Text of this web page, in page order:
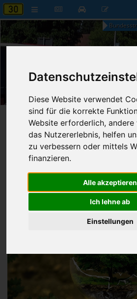
Diese Website verwendet
sind für die korrekte
Website erforderlich, andere
das Nutzererlebnis, helfen
zu verbessern oder mittels
finanzieren.
Alle akzeptieren
Ich lehne ab
Einstellungen
Startseite » B30 aktuell » Nachrichten
18.05.2025 - 15:34 Uhr
Franz Fischer
Nr. 9000
1.014
Grüne gründen
Biosphäre"